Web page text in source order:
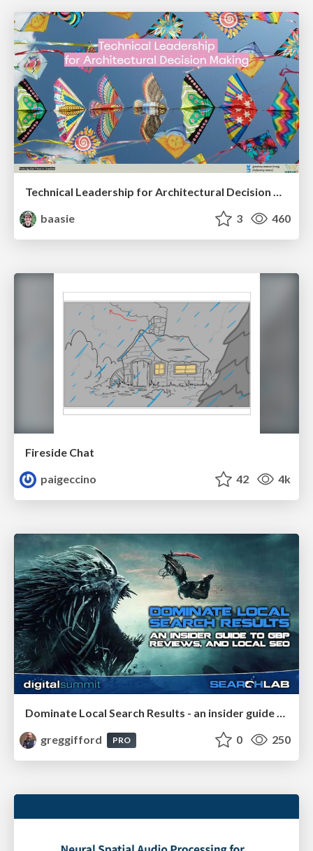
baasie
3 460
Fireside Chat
paigeccino
42 4k
Dominate Local Search Results - an insider guide to GBP, reviews, and Local SEO
greggifford
PRO 0 250